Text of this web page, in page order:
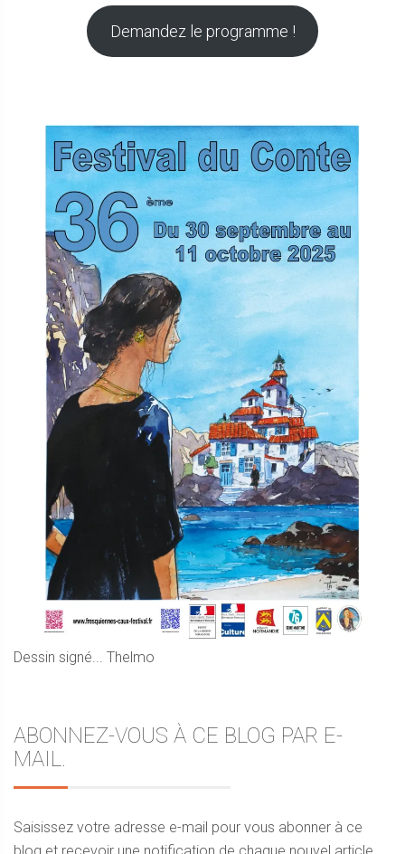
Demandez le programme !
Dessin signé... Thelmo
ABONNEZ-VOUS À CE BLOG PAR E-
MAIL.
Saisissez votre adresse e-mail pour vous abonner à ce